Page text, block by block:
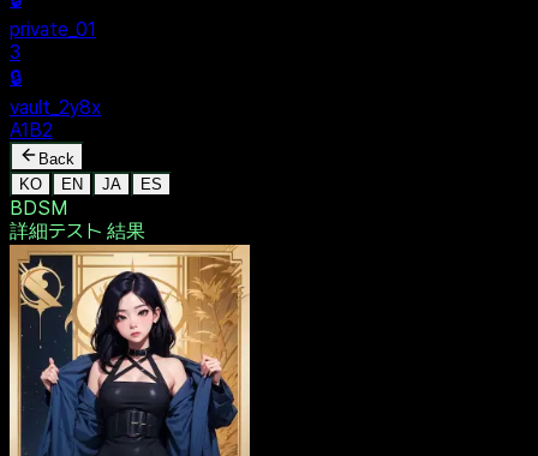
$ dentak_main
MENU
🔒
Personal
+
New Vault
SHARED
🔒
private_01
3
🔒
vault_2y8x
A1B2
Back
EN JA ES
BDSM
詳細テスト
結果